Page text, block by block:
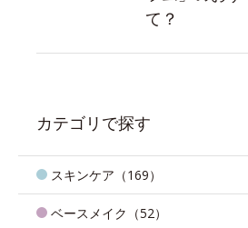
て？
カテゴリで探す
スキンケア（169）
ベースメイク（52）